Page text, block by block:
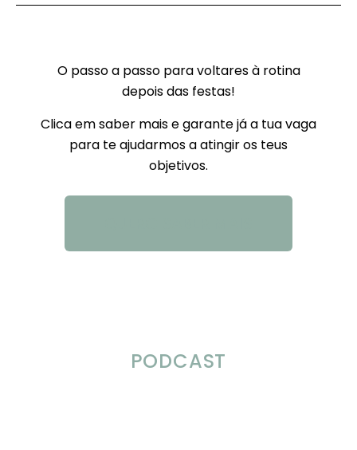
O passo a passo para voltares à rotina
depois das festas!
Clica em saber mais e garante já a tua vaga
para te ajudarmos a atingir os teus
objetivos.
PODCAST